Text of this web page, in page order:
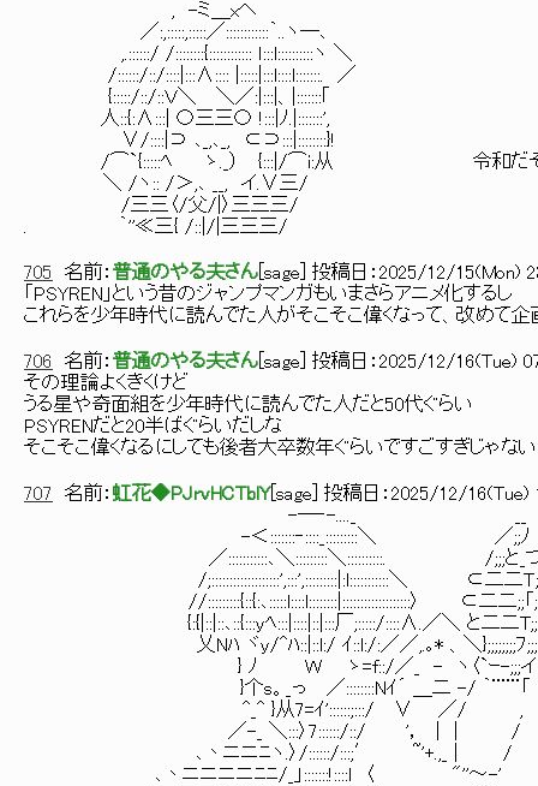
, -ミ＿xヘ
／:,:::::,:::::／::::::::::::｀..ヽ―､
,.::::::/ /::::::::{:::::::::::: ｌ:::l::::::::::ヽ ＼
/::::::/::/::::|:::∧:::: |:::::|:::l::::l:::::::. ／
{:::::/::/::Ｖ＼ ＼／:|:::|、|:::::::｢
人::{:∧:::| 〇三三〇 !:::|ﾉ.|:::::::',
∨/::::|⊃ ､_,､_, ⊂⊃:::|::::::::}!
/⌒`{:::::ﾍ ゝ._） {:::|/⌒i:从 令和だぞ今
＼ /ヽ:: /＞,､ __, イ.∨三/
/三三〈/父/|〉三三三/
. ｀''≪三{ /::|/|三三三/
705 名前： 普通のやる夫さん sage ] 投稿日： 2025/12/15(Mon)
「PSYREN」という昔のジャンプマンガもいまさらアニメ化するし
これらを少年時代に読んでた人がそこそこ偉くなって、改めて企
706 名前： 普通のやる夫さん sage ] 投稿日： 2025/12/16(Tue)
その理論よくきくけど
うる星や奇面組を少年時代に読んでた人だと50代ぐらい
PSYRENだと20半ばぐらいだしな
そこそこ偉くなるにしても後者大卒数年ぐらいですごすぎじゃな
707 名前： 虹花◆PJrvHCTblY[ sage ] 投稿日： 2025/12/16(Tue)
-─‐-...._ __
-＜:::::::‐::::_:::::::::＼ ／;;ﾉ
／:::::::::::､＼:::::::::＼::::::::::. /;;;と_
/;:::::::::::::::::::',:::',:::::::::|:l:::::::::::＼ ⊂二二Ｔ;;
//:::::::::{::{:､:::::l::::l::::::::|:::::::::::::::::::〉 ⊂二二;;「;;
{:{|::|::､::{:::yﾍ:::|::::|::|:::厂;:::::/::::∧.／＼ と二二T;;
乂Nﾊ ヾy/^ﾊ::|::l:/ ｲ::l:/:／／,.｡* 、＼};;;;;;;;ﾌ
} ﾉ Ｗ ゝ=f::/／_ - ヽ〈`ｰ-;;;イ （ドル
}个s。_っ ／::::::::Nｲ´ ＿二 -/ ｀¨¨¨「
^_^ }从7=ｲ'::::::;:::/ ∨ ／/ , 特撮ヒ
／-_ ＼:::〉7::::::/::/ '， | | /
､丶ニニﾆヽ.〉/::::::/:::;′ ~'+.,_ | / ド
､丶ニニニニﾆﾆ/_」:::::::!::::l 〈 "''～-'